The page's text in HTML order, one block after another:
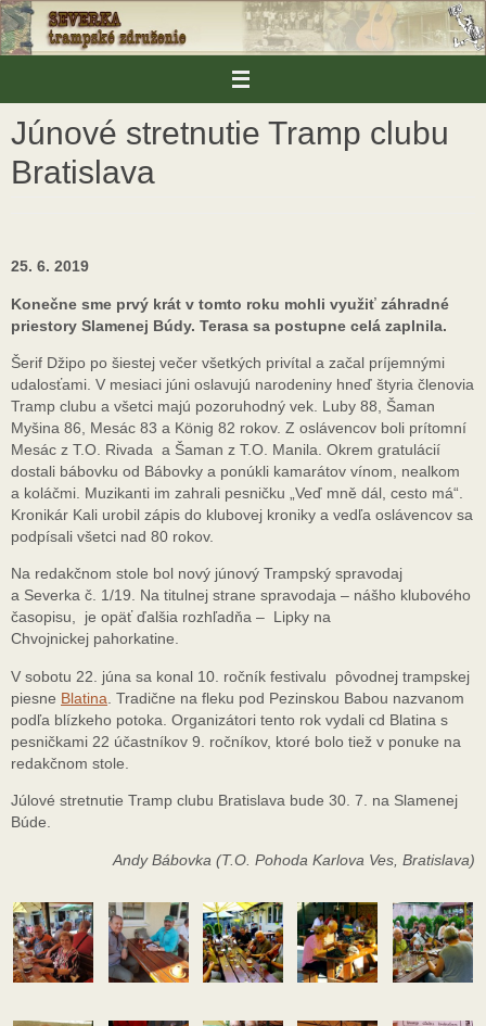
Skip
to
content
Júnové stretnutie Tramp clubu
Bratislava
25. 6. 2019
Konečne sme prvý krát v tomto roku mohli využiť záhradné
priestory Slamenej Búdy. Terasa sa postupne celá zaplnila.
Šerif Džipo po šiestej večer všetkých privítal a začal príjemnými
udalosťami. V mesiaci júni oslavujú narodeniny hneď štyria členovia
Tramp clubu a všetci majú pozoruhodný vek. Luby 88, Šaman
Myšina 86, Mesác 83 a König 82 rokov. Z oslávencov boli prítomní
Mesác z T.O. Rivada a Šaman z T.O. Manila. Okrem gratulácií
dostali bábovku od Bábovky a ponúkli kamarátov vínom, nealkom
a koláčmi. Muzikanti im zahrali pesničku „Veď mně dál, cesto má“.
Kronikár Kali urobil zápis do klubovej kroniky a vedľa oslávencov sa
podpísali všetci nad 80 rokov.
Na redakčnom stole bol nový júnový Trampský spravodaj
a Severka č. 1/19. Na titulnej strane spravodaja – nášho klubového
časopisu, je opäť ďalšia rozhľadňa – Lipky na
Chvojnickej pahorkatine.
V sobotu 22. júna sa konal 10. ročník festivalu pôvodnej trampskej
piesne Blatina . Tradične na fleku pod Pezinskou Babou nazvanom
podľa blízkeho potoka. Organizátori tento rok vydali cd Blatina s
pesničkami 22 účastníkov 9. ročníkov, ktoré bolo tiež v ponuke na
redakčnom stole.
Júlové stretnutie Tramp clubu Bratislava bude 30. 7. na Slamenej
Búde.
Andy Bábovka (T.O. Pohoda Karlova Ves, Bratislava)